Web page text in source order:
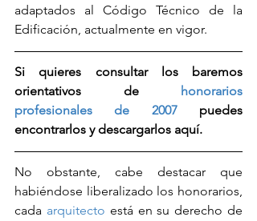
adaptados al Código Técnico de la
Edificación, actualmente en vigor.
Si quieres consultar los baremos
orientativos de
honorarios
profesionales de 2007 puedes
encontrarlos y descargarlos aquí.
No obstante, cabe destacar que
habiéndose liberalizado los honorarios,
cada arquitecto está en su derecho de